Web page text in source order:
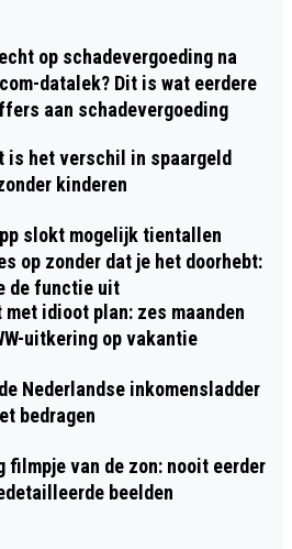
op schadevergoeding na
datalek? Dit is wat eerdere
aan schadevergoeding
is het verschil in spaargeld
kinderen
slokt mogelijk tientallen
op zonder dat je het doorhebt:
de functie uit
met idioot plan: zes maanden
uitkering op vakantie
Nederlandse inkomensladder
bedragen
filmpje van de zon: nooit eerder
beelden